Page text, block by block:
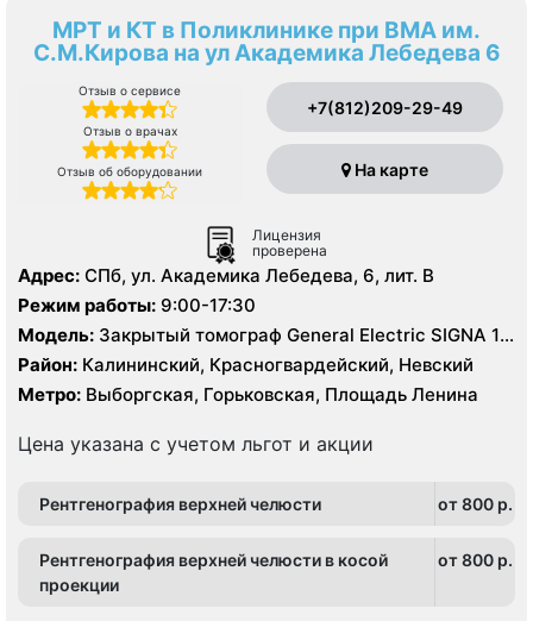
МРТ и КТ в Поликлинике при ВМА им.
С.М.Кирова на ул Академика Лебедева 6
Отзыв о сервисе
Отзыв о врачах
Отзыв об оборудовании
+7(812)209-29-49
На карте
Лицензия
проверена
Адрес: СПб, ул. Академика Лебедева, 6, лит. В
Режим работы: 9:00-17:30
Модель: Закрытый томограф General Electric SIGNA 1.5
Тесла, КТ General Electric 16 срезов, УЗИ
Район: Калининский, Красногвардейский, Невский
Метро: Выборгская, Горьковская, Площадь Ленина
Цена указана с учетом льгот и акции
Рентгенография верхней челюсти от 800 p.
Рентгенография верхней челюсти в косой
проекции
от 800 p.